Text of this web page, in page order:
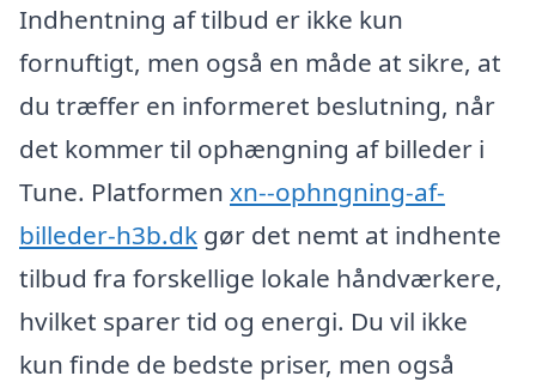
Indhentning af tilbud er ikke kun
fornuftigt, men også en måde at sikre, at
du træffer en informeret beslutning, når
det kommer til ophængning af billeder i
Tune. Platformen xn--ophngning-af-
billeder-h3b.dk gør det nemt at indhente
tilbud fra forskellige lokale håndværkere,
hvilket sparer tid og energi. Du vil ikke
kun finde de bedste priser, men også